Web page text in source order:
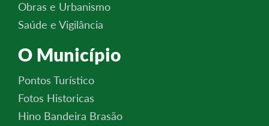
Obras e Urbanismo
Saúde e Vigilância
O Município
Pontos Turístico
Fotos Historicas
Hino Bandeira Brasão